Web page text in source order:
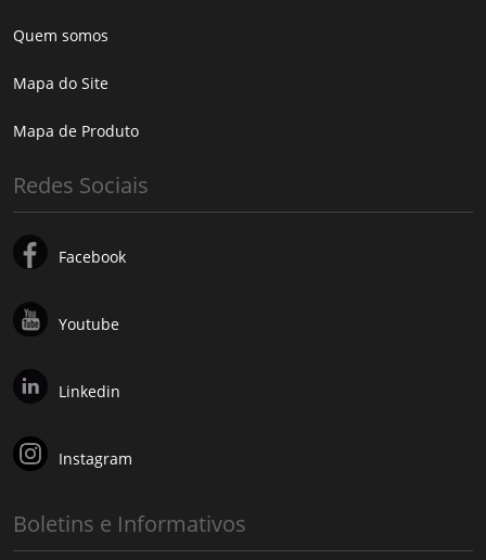
Quem somos
Mapa do Site
Mapa de Produto
Redes Sociais
Facebook
Youtube
Linkedin
Instagram
Boletins e Informativos